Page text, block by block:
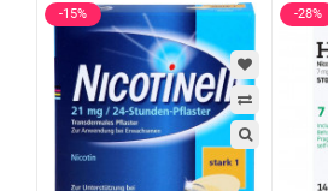
-15% -28%